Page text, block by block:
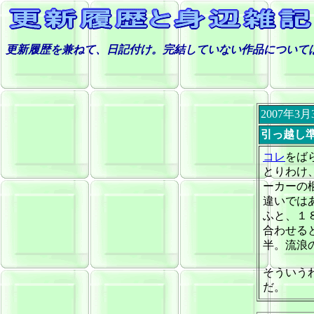
更新履歴を兼ねて、日記付け。完結していない作品につい
2007年3
引っ越し
コレ をば
とりわけ
ーカーの
違いでは
ふと、１
合わせる
半。流浪
そういう
だ。